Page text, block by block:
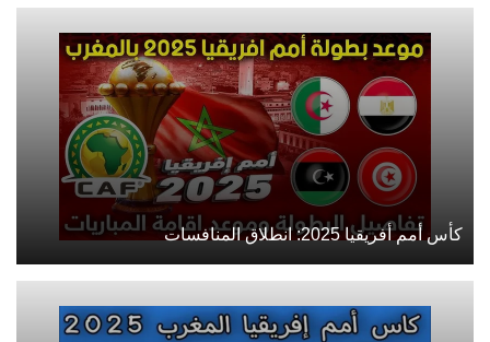
كأس أمم أفريقيا 2025: انطلاق المنافسات